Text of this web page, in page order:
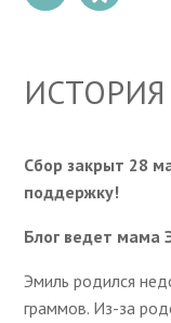
Сбор закрыт 28
поддержку!
Блог ведет мама
Эмиль родился
граммов. Из-за